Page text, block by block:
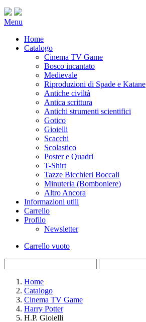
Menu
Home
Catalogo
Cinema TV Game
Bosco incantato
Medievale
Riproduzioni di Spade e Katane
Antiche civiltà
Antica scrittura
Antichi strumenti scientifici
Gotico
Gioielli
Scacchi
Scolastico
Poster e Quadri
T-Shirt
Tazze Bicchieri Boccali
Minuteria (Bomboniere)
Altro Ancora
Informazioni utili
Carrello
Profilo
Newsletter
Carrello vuoto
Home
Catalogo
Cinema TV Game
Harry Potter
H.P. Gioielli